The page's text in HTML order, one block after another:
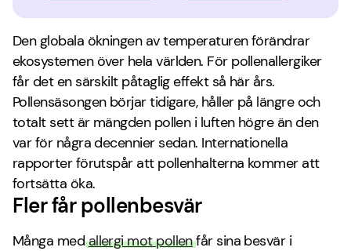
Den globala ökningen av temperaturen förändrar
ekosystemen över hela världen. För pollenallergiker
får det en särskilt påtaglig effekt så här års.
Pollensäsongen börjar tidigare, håller på längre och
totalt sett är mängden pollen i luften högre än den
var för några decennier sedan. Internationella
rapporter förutspår att pollenhalterna kommer att
fortsätta öka.
Fler får pollenbesvär
Många medallergi mot pollenfår sina besvär i